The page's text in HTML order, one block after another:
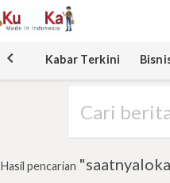
keyboard_arrow_left Kabar Terkini
Hasil pencarian